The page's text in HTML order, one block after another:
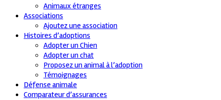
Animaux étranges
Associations
Ajoutez une association
Histoires d’adoptions
Adopter un Chien
Adopter un chat
Proposez un animal à l’adoption
Témoignages
Défense animale
Comparateur d’assurances